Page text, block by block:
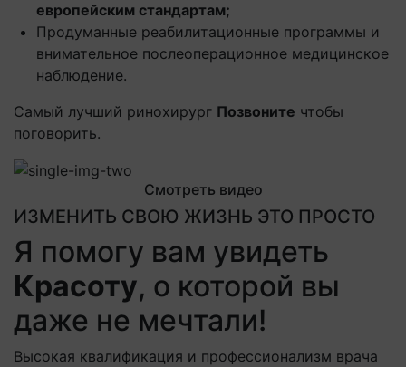
европейским стандартам;
Продуманные реабилитационные программы и
внимательное послеоперационное медицинское
наблюдение.
Самый лучший ринохирург Позвоните чтобы
поговорить.
Смотреть видео
ИЗМЕНИТЬ СВОЮ ЖИЗНЬ ЭТО ПРОСТО
Я помогу вам увидеть
Красоту, о которой вы
даже не мечтали!
Высокая квалификация и профессионализм врача